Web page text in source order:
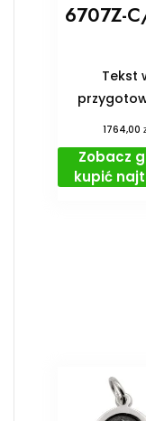
6707Z-
Tekst
1764,00
Zobacz
kupić